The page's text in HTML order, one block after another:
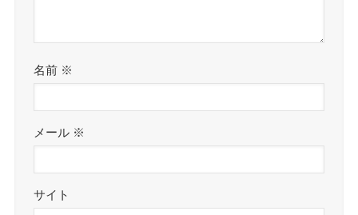
名前 ※
メール ※
サイト